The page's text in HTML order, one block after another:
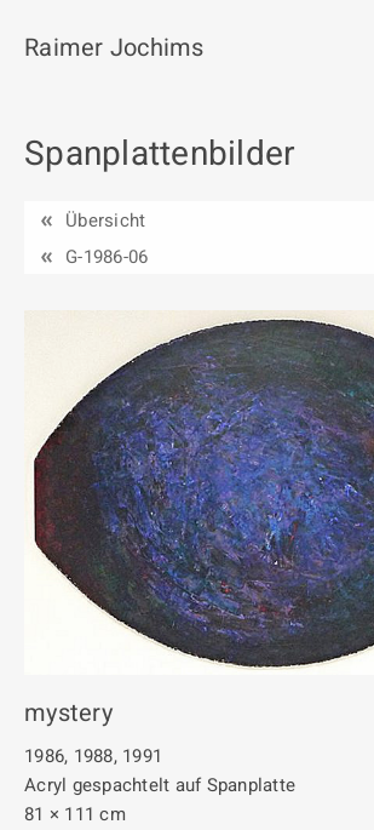
Start
Werkgruppen / Work groups
Ausstellungen
Publikationen
Kontakt
Raimer Jochims
Spanplattenbilder
Übersicht
G-1986-06
mystery
1986, 1988, 1991
Acryl gespachtelt auf Spanplatte
81 × 111 cm